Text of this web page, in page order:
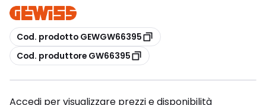
copia
Cod. prodotto GEWGW66395
copia
Cod. produttore GW66395
Accedi per visualizzare prezzi e disponibilità